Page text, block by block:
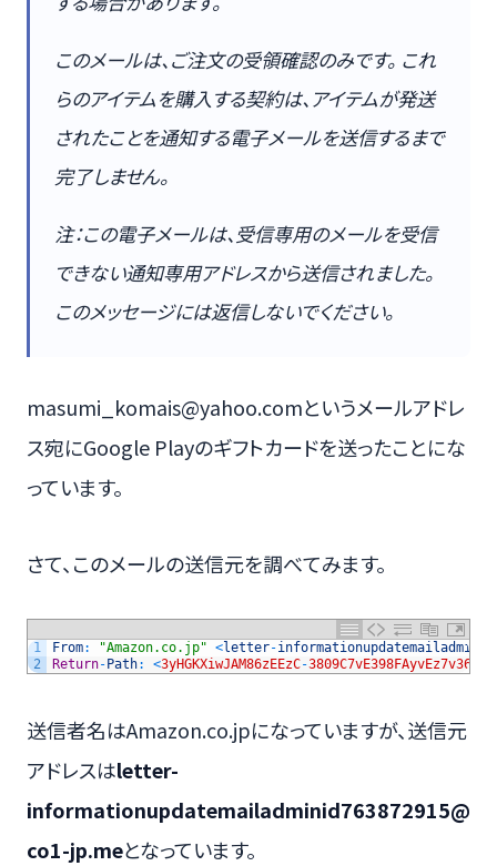
このメールは、ご注文の受領確認のみです。 これ
らのアイテムを購入する契約は、アイテムが発送
されたことを通知する電子メールを送信するまで
完了しません。
注：この電子メールは、受信専用のメールを受信
できない通知専用アドレスから送信されました。
このメッセージには返信しないでください。
masumi_komais@yahoo.comというメールアドレ
ス宛にGoogle Playのギフトカードを送ったことにな
っています。
さて、このメールの送信元を調べてみます。
1
2
From: "Amazon.co.jp" <letter-
Return- Path: <3yHGKXiwJAM86zEEzC-
送信者名はAmazon.co.jpになっていますが、送信元
アドレスはletter-
informationupdatemailadminid763872915@
co1-jp.meとなっています。